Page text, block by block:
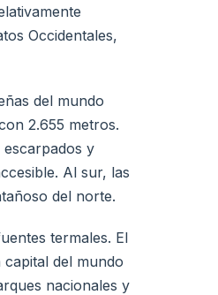
Occidentales,
del mundo
2.655 metros.
y
Al sur, las
del norte.
termales. El
del mundo
nacionales y